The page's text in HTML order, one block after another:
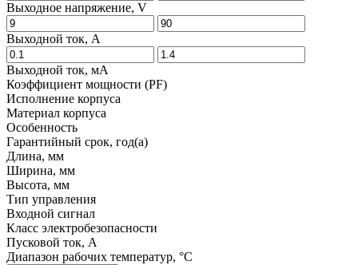
Выходное напряжение, V
Выходной ток, A
Выходной ток, мA
Коэффициент мощности (PF)
Исполнение корпуса
Материал корпуса
Особенность
Гарантийный срок, год(а)
Длина, мм
Ширина, мм
Высота, мм
Тип управления
Входной сигнал
Класс электробезопасности
Пусковой ток, A
Диапазон рабочих температур, °C